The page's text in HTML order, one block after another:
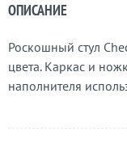
ОПИСАНИЕ
Роскошный стул
цвета. Каркас и
наполнителя